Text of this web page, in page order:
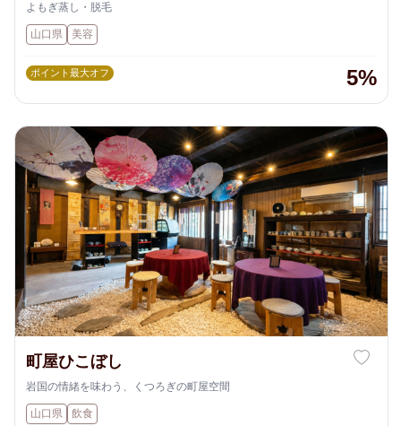
よもぎ蒸し・脱毛
山口県 美容
ポイント最大オフ 5%
町屋ひこぼし
岩国の情緒を味わう、くつろぎの町屋空間
山口県 飲食